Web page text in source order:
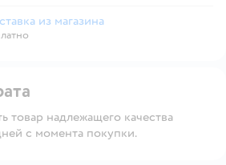
из магазина
товар надлежащего качества
с момента покупки.